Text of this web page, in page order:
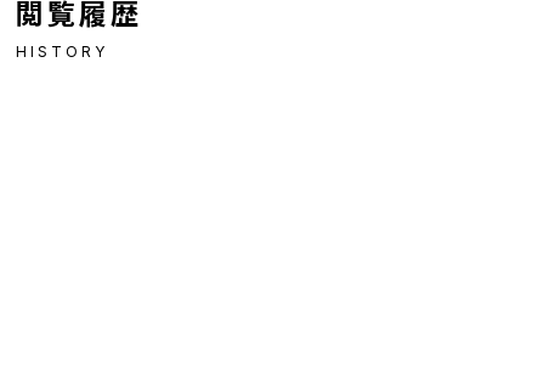
閲覧履歴
HISTORY